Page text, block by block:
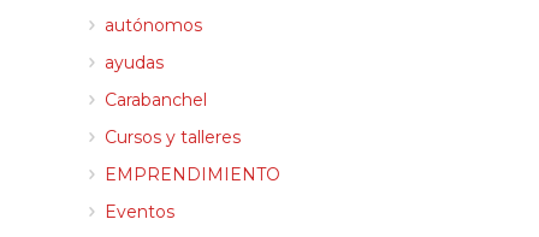
autónomos
ayudas
Carabanchel
Cursos y talleres
EMPRENDIMIENTO
Eventos